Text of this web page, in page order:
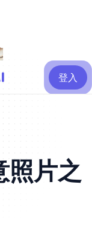
登入
照片之